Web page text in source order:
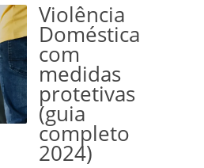
Violência
Doméstica
com
medidas
protetivas
(guia
completo
2024)